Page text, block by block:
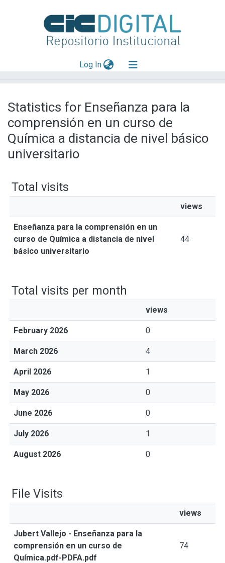
Log In(current)
Mas información
Aportar material
Statistics for Enseñanza para la
comprensión en un curso de
Química a distancia de nivel básico
universitario
Total visits
views
Enseñanza para la comprensión en un
curso de Química a distancia de nivel
básico universitario
44
Total visits per month
views
February 2026 0
March 2026 4
April 2026 1
May 2026 0
June 2026 0
July 2026 1
August 2026 0
File Visits
views
Jubert Vallejo - Enseñanza para la
comprensión en un curso de
Química.pdf-PDFA.pdf
74